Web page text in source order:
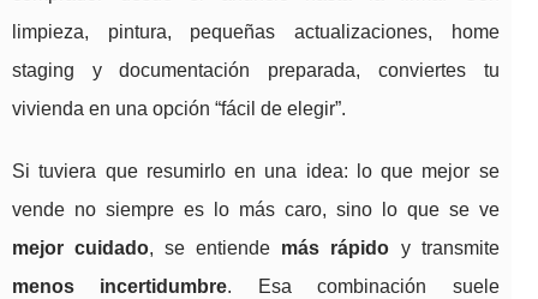
limpieza, pintura, pequeñas actualizaciones, home
staging y documentación preparada, conviertes tu
vivienda en una opción “fácil de elegir”.
Si tuviera que resumirlo en una idea: lo que mejor se
vende no siempre es lo más caro, sino lo que se ve
mejor cuidado, se entiende más rápido y transmite
menos incertidumbre. Esa combinación suele